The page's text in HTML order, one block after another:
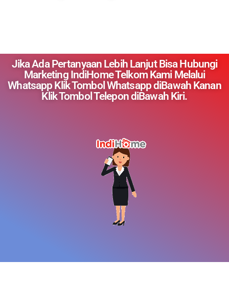
Jika Ada Pertanyaan Lebih Lanjut Bisa Hubungi
Marketing IndiHome Telkom Kami Melalui
Whatsapp Klik Tombol Whatsapp diBawah Kanan
Klik Tombol Telepon diBawah Kiri.